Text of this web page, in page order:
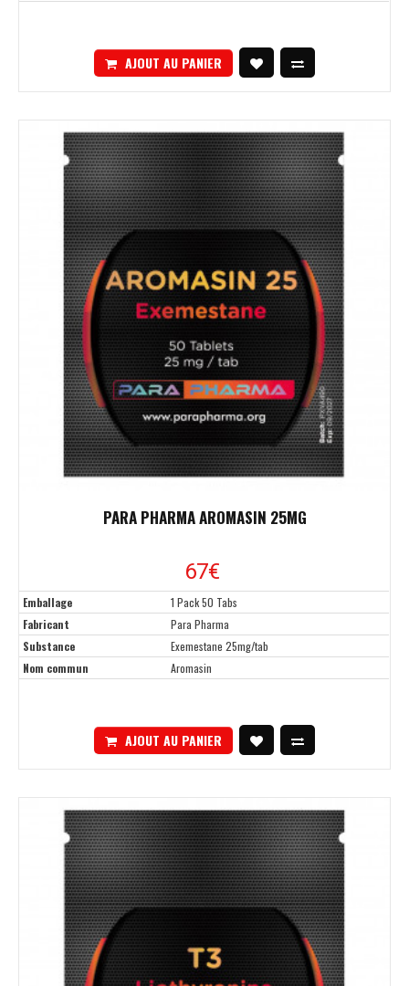
AJOUT AU PANIER
PARA PHARMA AROMASIN 25MG
67€
Emballage
1 Pack 50 Tabs
Fabricant
Para Pharma
Substance
Exemestane 25mg/tab
Nom commun
Aromasin
AJOUT AU PANIER